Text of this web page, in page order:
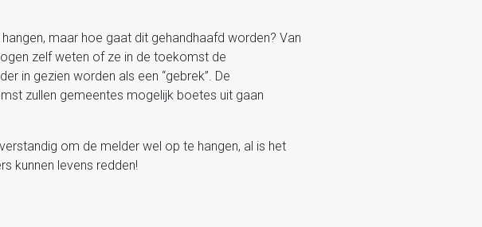
maar hoe gaat dit gehandhaafd worden? Van
zelf weten of ze in de toekomst de
in gezien worden als een “gebrek”. De
zullen gemeentes mogelijk boetes uit gaan
om de melder wel op te hangen, al is het
kunnen levens redden!